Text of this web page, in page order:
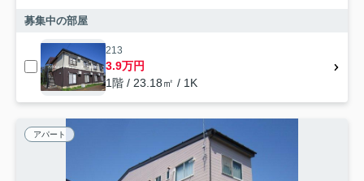
募集中の部屋
213
3.9万円
1階 / 23.18㎡ / 1K
アパート